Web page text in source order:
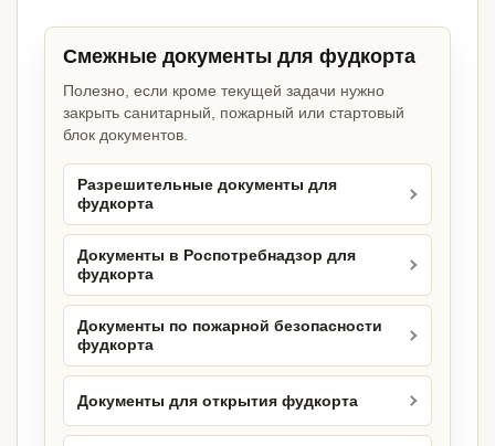
Смежные документы для фудкорта
Полезно, если кроме текущей задачи нужно
закрыть санитарный, пожарный или стартовый
блок документов.
Разрешительные документы для
фудкорта
Документы в Роспотребнадзор для
фудкорта
Документы по пожарной безопасности
фудкорта
Документы для открытия фудкорта